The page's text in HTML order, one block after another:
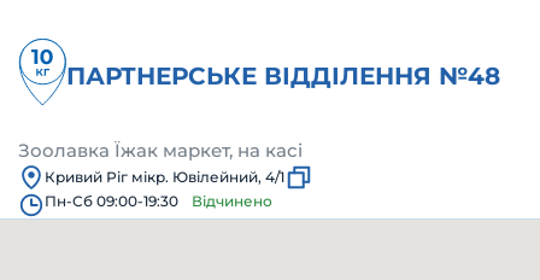
ПАРТНЕРСЬКЕ ВІДДІЛЕННЯ №48
Зоолавка Їжак маркет, на касі
Кривий Ріг мікр. Ювілейний, 4/1
Пн-Сб 09:00-19:30
Відчинено